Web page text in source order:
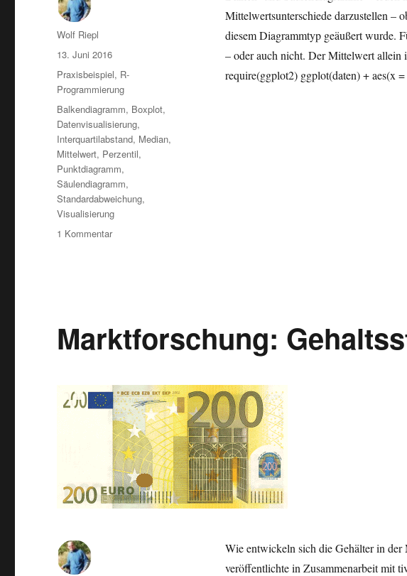
Mittelwertsunterschiede darzustellen –
diesem Diagrammtyp geäußert wurde.
– oder auch nicht. Der Mittelwert
require(ggplot2) ggplot(daten) + aes(x
Autor
Wolf Riepl
Veröffentlicht
am
13. Juni 2016
Kategorien
Praxisbeispiel, R-
Programmierung
Schlagwörter
Balkendiagramm, Boxplot,
Datenvisualisierung,
Interquartilabstand, Median,
Mittelwert, Perzentil,
Punktdiagramm,
Säulendiagramm,
Standardabweichung,
Visualisierung
1 Kommentarzu
informativ?
Marktforschung:
Wie entwickeln sich die Gehälter in
veröffentlichte in Zusammenarbeit mit